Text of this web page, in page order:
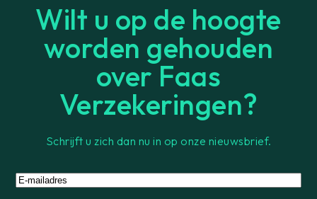
Wilt u op de hoogte
worden gehouden
over Faas
Verzekeringen?
Schrijft u zich dan nu in op onze nieuwsbrief.